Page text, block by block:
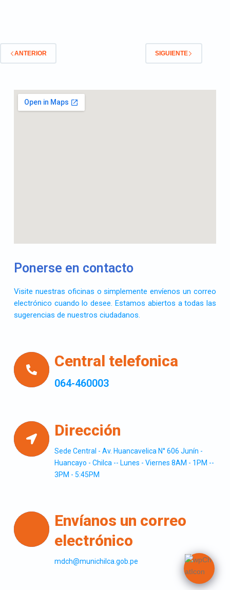
ANTERIOR SIGUIENTE
Ponerse en contacto
Visite nuestras oficinas o simplemente envíenos un correo
electrónico cuando lo desee. Estamos abiertos a todas las
sugerencias de nuestros ciudadanos.
Central telefonica
064-460003
Dirección
Sede Central - Av. Huancavelica N° 606 Junín -
Huancayo - Chilca -- Lunes - Viernes 8AM - 1PM --
3PM - 5:45PM
Envíanos un correo
electrónico
mdch@munichilca.gob.pe